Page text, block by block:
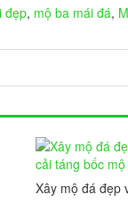
đẹp, mộ ba mái đá,
Xây mộ đá đẹp